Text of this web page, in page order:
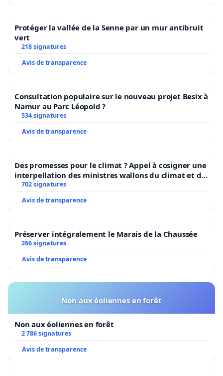
Protéger la vallée de la Senne par un mur antibruit
vert
218 signatures
Avis de transparence
Consultation populaire sur le nouveau projet Besix à
Namur au Parc Léopold ?
534 signatures
Avis de transparence
Des promesses pour le climat ? Appel à cosigner une
interpellation des ministres wallons du climat et de
l’environnement.
702 signatures
Avis de transparence
Préserver intégralement le Marais de la Chaussée
266 signatures
Avis de transparence
Non aux éoliennes en forêt
Non aux éoliennes en forêt
2 786 signatures
Avis de transparence